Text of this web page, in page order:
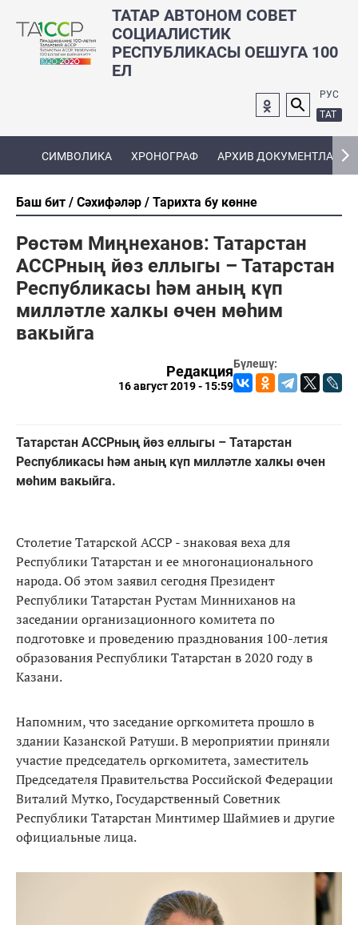
ТАТАР АВТОНОМ СОВЕТ
СОЦИАЛИСТИК
РЕСПУБЛИКАСЫ ОЕШУГА 100
ЕЛ
РУС
ТАТ
СИМВОЛИКА ХРОНОГРАФ АРХИВ ДОКУМЕНТЛАРЫ
Баш бит Сәхифәләр Тарихта бу көнне
Рөстәм Миңнеханов: Татарстан
АССРның йөз еллыгы – Татарстан
Республикасы һәм аның күп
милләтле халкы өчен мөһим
вакыйга
Бүлешү:
Редакция
16 август 2019 - 15:59
Татарстан АССРның йөз еллыгы – Татарстан
Республикасы һәм аның күп милләтле халкы өчен
мөһим вакыйга.
Столетие Татарской АССР - знаковая веха для
Республики Татарстан и ее многонационального
народа. Об этом заявил сегодня Президент
Республики Татарстан Рустам Минниханов на
заседании организационного комитета по
подготовке и проведению празднования 100-летия
образования Республики Татарстан в 2020 году в
Казани.
Напомним, что заседание оргкомитета прошло в
здании Казанской Ратуши. В мероприятии приняли
участие председатель оргкомитета, заместитель
Председателя Правительства Российской Федерации
Виталий Мутко, Государственный Советник
Республики Татарстан Минтимер Шаймиев и другие
официальные лица.